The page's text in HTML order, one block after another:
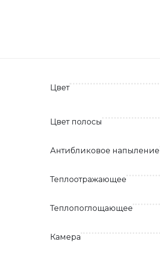
Цвет
Цвет полосы
Антибликовое напыление
Теплоотражающее
Теплопоглощающее
Камера